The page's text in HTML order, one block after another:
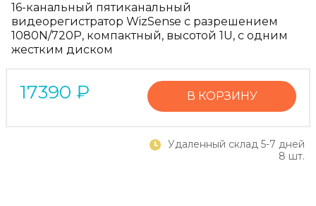
16-канальный пятиканальный
видеорегистратор WizSense с разрешением
1080N/720P, компактный, высотой 1U, с одним
жестким диском
17390 ₽ В КОРЗИНУ
Удаленный склад 5-7 дней
8 шт.